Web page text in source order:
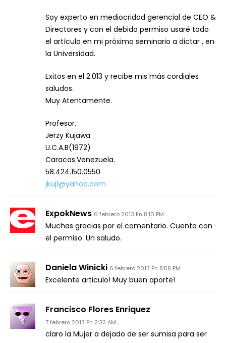
Soy experto en mediocridad gerencial de CEO &
Directores y con el debido permiso usaré todo
el artículo en mi próximo seminario a dictar , en
la Universidad.
Exitos en el 2.013 y recibe mis más cordiales
saludos.
Muy Atentamente.
Profesor.
Jerzy Kujawa
U.C.A.B(1972)
Caracas.Venezuela.
58.424.150.0550
jkuj1@yahoo.com
ExpokNews 6 febrero 2013 En 8:10 PM
Muchas gracias por el comentario. Cuenta con
el permiso. Un saludo.
Daniela Winicki 6 febrero 2013 En 8:58 PM
Excelente articulo! Muy buen aporte!
Francisco Flores Enriquez
7 febrero 2013 En 2:32 AM
claro la Mujer a dejado de ser sumisa para ser